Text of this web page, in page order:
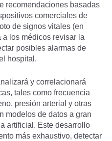
recomendaciones basadas
comerciales de
de signos vitales (en
los médicos revisar la
posibles alarmas de
hospital.
y correlacionará
tales como frecuencia
presión arterial y otras
modelos de datos a gran
artificial. Este desarrollo
más exhaustivo, detectar